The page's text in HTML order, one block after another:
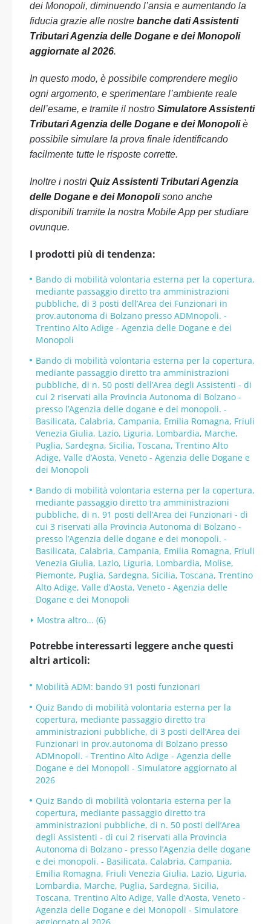
dei Monopoli, diminuendo l’ansia e aumentando la
fiducia grazie alle nostre banche dati Assistenti
Tributari Agenzia delle Dogane e dei Monopoli
aggiornate al 2026.
In questo modo, è possibile comprendere meglio
ogni argomento, e sperimentare l’ambiente reale
dell’esame, e tramite il nostro Simulatore Assistenti
Tributari Agenzia delle Dogane e dei Monopoliè
possibile simulare la prova finale identificando
facilmente tutte le risposte corrette.
Inoltre i nostri Quiz Assistenti Tributari Agenzia
delle Dogane e dei Monopolisono anche
disponibili tramite la nostra Mobile App per studiare
ovunque.
I prodotti più di tendenza:
Bando di mobilità volontaria esterna per la copertura,
mediante passaggio diretto tra amministrazioni
pubbliche, di 3 posti dell’Area dei Funzionari in
prov.autonoma di Bolzano presso ADMnopoli. -
Trentino Alto Adige - Agenzia delle Dogane e dei
Monopoli
Bando di mobilità volontaria esterna per la copertura,
mediante passaggio diretto tra amministrazioni
pubbliche, di n. 50 posti dell’Area degli Assistenti - di
cui 2 riservati alla Provincia Autonoma di Bolzano -
presso l’Agenzia delle dogane e dei monopoli. -
Basilicata, Calabria, Campania, Emilia Romagna, Friuli
Venezia Giulia, Lazio, Liguria, Lombardia, Marche,
Puglia, Sardegna, Sicilia, Toscana, Trentino Alto
Adige, Valle d’Aosta, Veneto - Agenzia delle Dogane e
dei Monopoli
Bando di mobilità volontaria esterna per la copertura,
mediante passaggio diretto tra amministrazioni
pubbliche, di n. 91 posti dell’Area dei Funzionari - di
cui 3 riservati alla Provincia Autonoma di Bolzano -
presso l’Agenzia delle dogane e dei monopoli. -
Basilicata, Calabria, Campania, Emilia Romagna, Friuli
Venezia Giulia, Lazio, Liguria, Lombardia, Molise,
Piemonte, Puglia, Sardegna, Sicilia, Toscana, Trentino
Alto Adige, Valle d’Aosta, Veneto - Agenzia delle
Dogane e dei Monopoli
Mostra altro... (6)
Potrebbe interessarti leggere anche questi
altri articoli:
Mobilità ADM: bando 91 posti funzionari
Quiz Bando di mobilità volontaria esterna per la
copertura, mediante passaggio diretto tra
amministrazioni pubbliche, di 3 posti dell’Area dei
Funzionari in prov.autonoma di Bolzano presso
ADMnopoli. - Trentino Alto Adige - Agenzia delle
Dogane e dei Monopoli - Simulatore aggiornato al
2026
Quiz Bando di mobilità volontaria esterna per la
copertura, mediante passaggio diretto tra
amministrazioni pubbliche, di n. 50 posti dell’Area
degli Assistenti - di cui 2 riservati alla Provincia
Autonoma di Bolzano - presso l’Agenzia delle dogane
e dei monopoli. - Basilicata, Calabria, Campania,
Emilia Romagna, Friuli Venezia Giulia, Lazio, Liguria,
Lombardia, Marche, Puglia, Sardegna, Sicilia,
Toscana, Trentino Alto Adige, Valle d’Aosta, Veneto -
Agenzia delle Dogane e dei Monopoli - Simulatore